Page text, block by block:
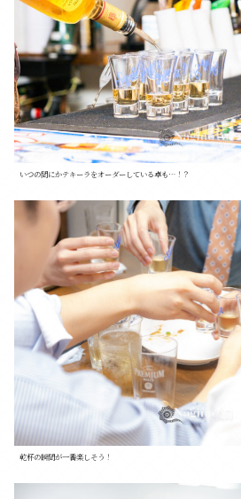
いつの間にかテキーラをオーダーしている卓も…！？
乾杯の瞬間が一番楽しそう！